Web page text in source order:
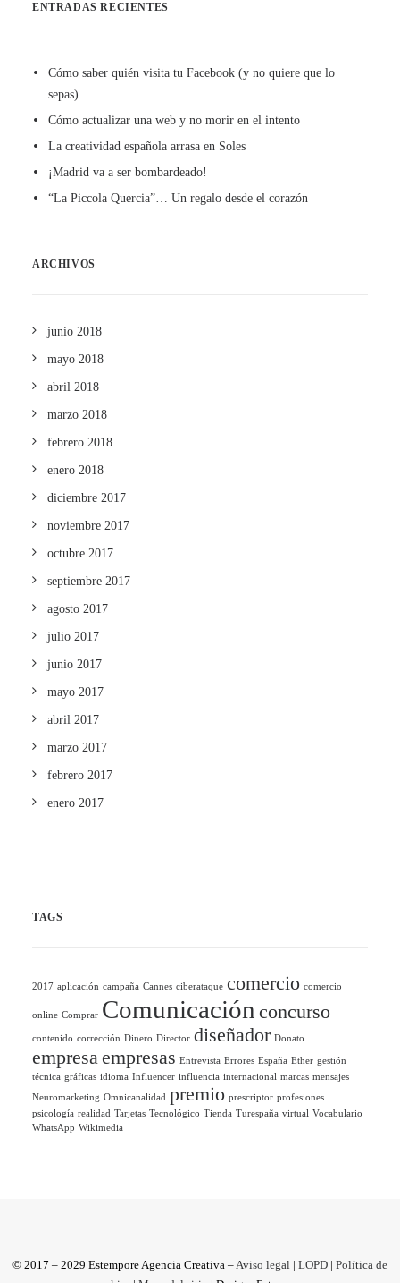
ENTRADAS RECIENTES
Cómo saber quién visita tu Facebook (y no quiere que lo
sepas)
Cómo actualizar una web y no morir en el intento
La creatividad española arrasa en Soles
¡Madrid va a ser bombardeado!
“La Piccola Quercia”… Un regalo desde el corazón
ARCHIVOS
junio 2018
mayo 2018
abril 2018
marzo 2018
febrero 2018
enero 2018
diciembre 2017
noviembre 2017
octubre 2017
septiembre 2017
agosto 2017
julio 2017
junio 2017
mayo 2017
abril 2017
marzo 2017
febrero 2017
enero 2017
TAGS
2017 aplicación campaña Cannes ciberataque comercio comercio
online Comprar Comunicación concurso
contenido corrección Dinero Director diseñador Donato
empresaempresas Entrevista Errores España Ether gestión
técnica gráficas idioma Influencer influencia internacional marcas mensajes
Neuromarketing Omnicanalidad premio prescriptor profesiones
psicología realidad Tarjetas Tecnológico Tienda Turespaña virtual Vocabulario
WhatsApp Wikimedia
© 2017 – 2029 Estempore Agencia Creativa –Aviso legal | LOPD | Política de